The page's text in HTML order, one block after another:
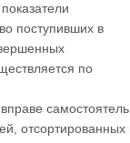
поступивших в
по
отсортированных